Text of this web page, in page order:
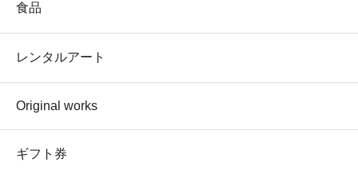
食品
レンタルアート
Original works
ギフト券